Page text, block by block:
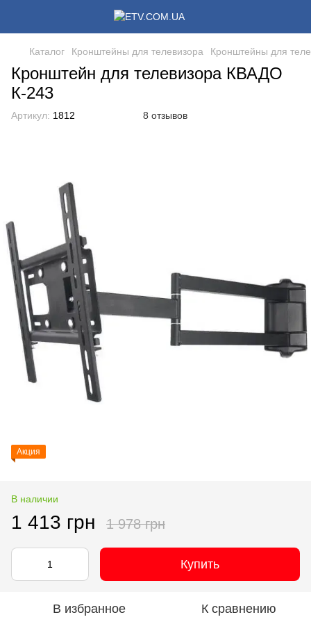
Каталог Кронштейны для телевизора Кронштейны для
Кронштейн для телевизора КВАДО
К-243
Артикул: 1812 8 отзывов
Акция
В наличии
1 413 грн 1 978 грн
Купить
В избранное К сравнению